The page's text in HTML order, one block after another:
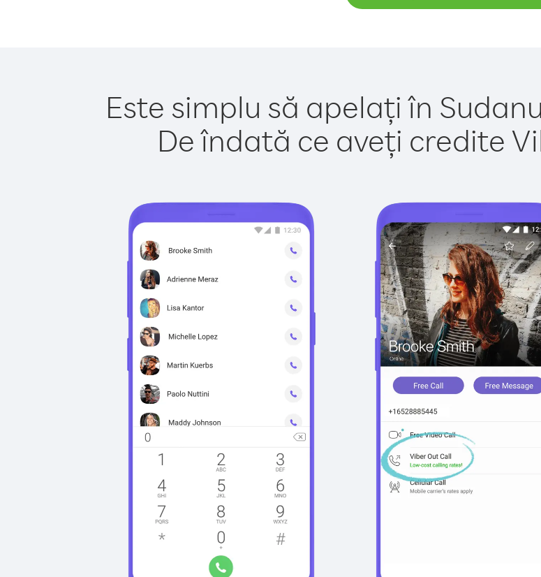
Este simplu să apelați în
De îndată ce aveți credite